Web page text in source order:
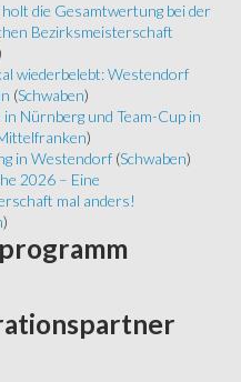
die Gesamtwertung bei der
Bezirksmeisterschaft
wiederbelebt: Westendorf
(Schwaben)
Nürnberg und Team-Cup in
)
in Westendorf (Schwaben)
2026 – Eine
mal anders!
)